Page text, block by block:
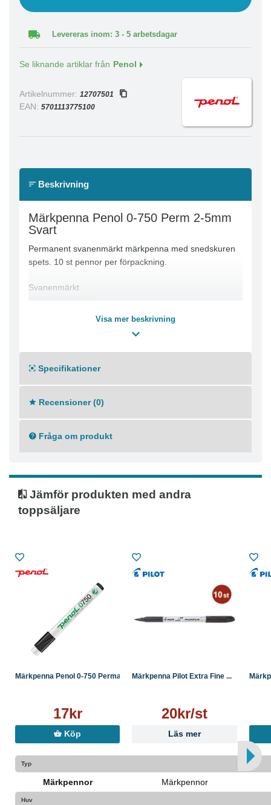
Levereras inom: 3 - 5 arbetsdagar
Se liknande artiklar från Penol
Artikelnummer: 12707501
EAN: 5701113775100
Beskrivning
Märkpenna Penol 0-750 Perm 2-5mm
Svart
Permanent svanenmärkt märkpenna med snedskuren
spets. 10 st pennor per förpackning.
Svanenmärkt
Permanent bläck
Snedskuren spets
Svanen: Licensnummer: 50570005
Visa mer beskrivning
Specifikationer
Recensioner (0)
Fråga om produkt
Jämför produkten med andra
toppsäljare
Märkpenna Penol 0-750 Perma...
17kr
Köp
Märkpenna Pilot Extra Fine ...
20kr/st
Läs mer
Typ
Märkpennor Märkpennor
Huv